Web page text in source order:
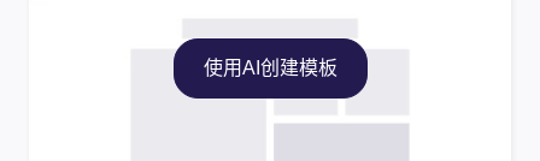
使用AI创建模板